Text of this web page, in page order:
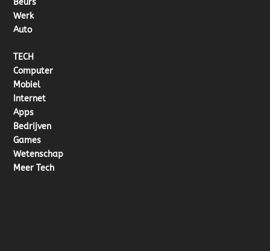
Beurs
Werk
Auto
TECH
Computer
Mobiel
Internet
Apps
Bedrijven
Games
Wetenschap
Meer Tech